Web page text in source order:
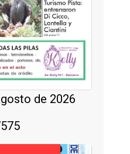
de 2026